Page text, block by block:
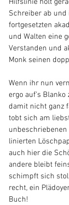
Schreiber ab
fortgesetzten
und Walten eine
Verstanden und
Monk seinen
Wenn ihr nun
ergo auf’s
damit nicht ganz
tobt sich am
linierten
auch hier die
andere bleibt
schimpft sich
recht, ein
Buch!